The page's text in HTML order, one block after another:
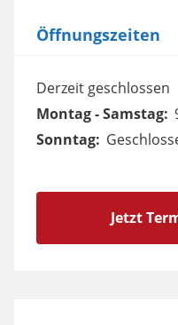
Öffnungszeiten
Derzeit geschlossen
Montag - Samstag:
Sonntag:
Jetzt